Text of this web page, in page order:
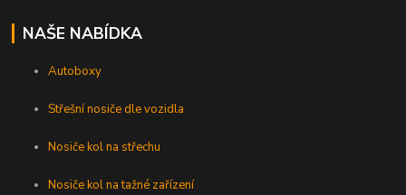
NAŠE NABÍDKA
Autoboxy
Střešní nosiče dle vozidla
Nosiče kol na střechu
Nosiče kol na tažné zařízení